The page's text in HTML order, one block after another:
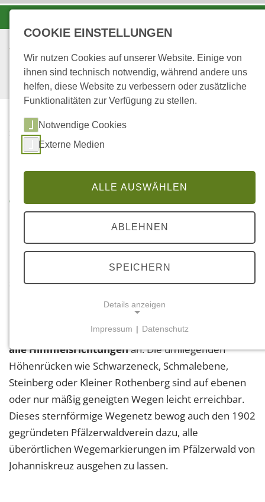
STARTSEITE
...
WANDERN UND
Wandern und Tourismus
Das Forstamt Johanniskreuz –im Herzen des
Pfälzerwaldes gelegen– mit seinen fast unendlich
scheinenden Wäldern war schon immer ein
klassisches Wandergebiet. Ausgehend von dem
Knotenpunkt der sich kreuzenden Bundesstraße 48
und der Landstraße 499 bieten sichWanderwege in
alle Himmelsrichtungenan. Die umliegenden
Höhenrücken wie Schwarzeneck, Schmalebene,
Steinberg oder Kleiner Rothenberg sind auf ebenen
oder nur mäßig geneigten Wegen leicht erreichbar.
Dieses sternförmige Wegenetz bewog auch den 1902
gegründeten Pfälzerwaldverein dazu, alle
überörtlichen Wegemarkierungen im Pfälzerwald von
Johanniskreuz ausgehen zu lassen.
COOKIE EINSTELLUNGEN
Wir nutzen Cookies auf unserer Website. Einige von
ihnen sind technisch notwendig, während andere uns
helfen, diese Website zu verbessern oder zusätzliche
Funktionalitäten zur Verfügung zu stellen.
Notwendige Cookies
Externe Medien
ALLE AUSWÄHLEN
ABLEHNEN
SPEICHERN
Details anzeigen
Notwendige Cookies ermöglichen grundlegende
Funktionen und sind für die einwandfreie Funktion
der Website erforderlich.
Einverständnis-Cookie
Name:
cookie_consent
Impressum | Datenschutz